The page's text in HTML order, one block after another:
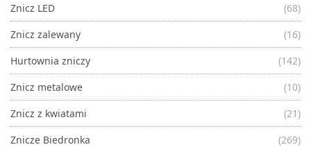
Znicz LED
(68)
Znicz zalewany
(16)
Hurtownia zniczy
(142)
Znicz metalowe
(10)
Znicz z kwiatami
(21)
Znicze Biedronka
(269)